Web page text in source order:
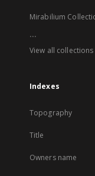
Mirabilium
...
View all collections
Indexes
Topography
Title
Owners name